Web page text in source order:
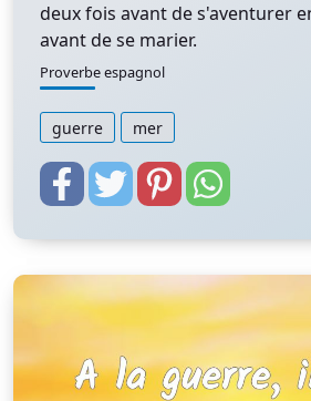
deux fois avant de s'aventurer
avant de se marier.
Proverbe espagnol
guerre mer